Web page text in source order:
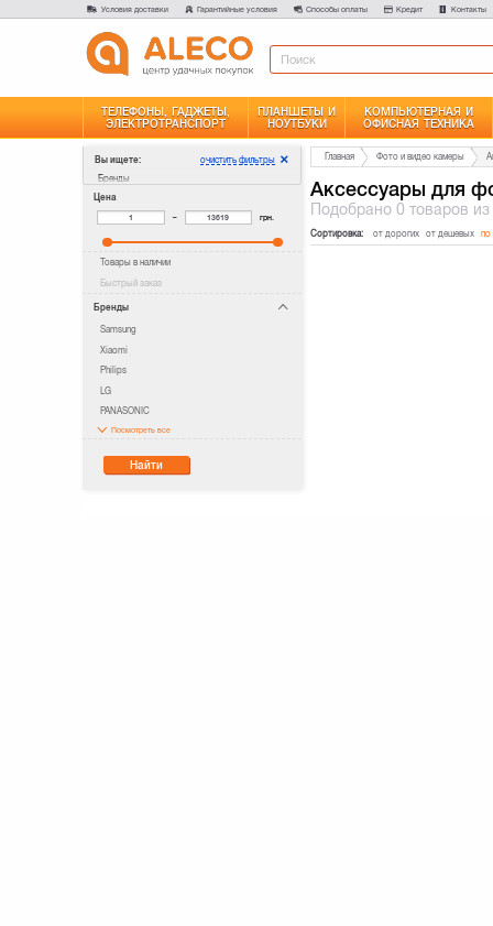
Условия доставки Гарантийные условия Способы оплаты Кредит Контакты
ТЕЛЕФОНЫ, ГАДЖЕТЫ,
ЭЛЕКТРОТРАНСПОРТ
ПЛАНШЕТЫ И
НОУТБУКИ
КОМПЬЮТЕРНАЯ И
ОФИСНАЯ ТЕХНИКА
Вы ищете:
Бренды
очистить фильтры
Цена
– грн.
Товары в наличии
Быстрый заказ
Бренды
Samsung
Xiaomi
Philips
LG
PANASONIC
Посмотреть все
Найти
Главная Фото и видео камеры
Аксессуары для
Подобрано0 товаров
Сортировка: от дорогих от дешевых по